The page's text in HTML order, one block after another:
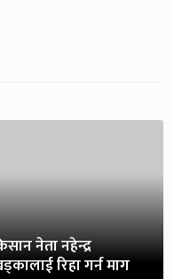
नेता नहेन्द्र
रिहा गर्न माग